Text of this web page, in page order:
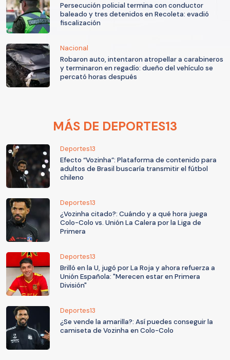
Persecución policial termina con conductor
baleado y tres detenidos en Recoleta: evadió
fiscalización
Nacional
Robaron auto, intentaron atropellar a carabineros
y terminaron en regadío: dueño del vehículo se
percató horas después
MÁS DE DEPORTES13
Deportes13
Efecto “Vozinha”: Plataforma de contenido para
adultos de Brasil buscaría transmitir el fútbol
chileno
Deportes13
¿Vozinha citado?: Cuándo y a qué hora juega
Colo-Colo vs. Unión La Calera por la Liga de
Primera
Deportes13
Brilló en la U, jugó por La Roja y ahora refuerza a
Unión Española: "Merecen estar en Primera
División"
Deportes13
¿Se vende la amarilla?: Así puedes conseguir la
camiseta de Vozinha en Colo-Colo